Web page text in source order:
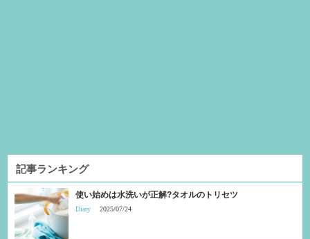
記事ランキング
使い始めは水洗いが正解?タオルのトリセツ
Diary 2025/07/24